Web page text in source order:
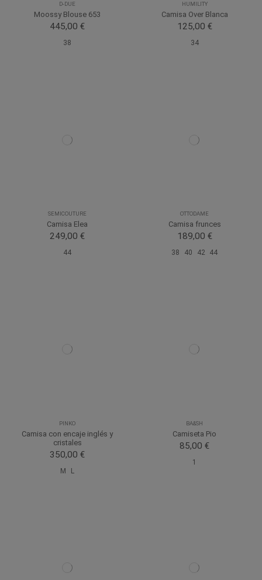
D-DUE
Moossy Blouse 653
445,00 €
38
HUMILITY
Camisa Over Blanca
125,00 €
34
SEMICOUTURE
Camisa Elea
249,00 €
44
OTTODAME
Camisa frunces
189,00 €
38 40 42 44
PINKO
Camisa con encaje inglés y
cristales
350,00 €
M L
BA&SH
Camiseta Pio
85,00 €
1